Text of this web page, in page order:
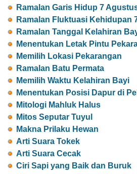
Ramalan Garis Hidup 7
Ramalan Fluktuasi Kehidupan
Ramalan Tanggal Kelahiran
Menentukan Letak Pintu
Memilih Lokasi Pekarangan
Ramalan Batu Permata
Memilih Waktu Kelahiran Bayi
Menentukan Posisi Dapur di
Mitologi Mahluk Halus
Mitos Seputar Tuyul
Makna Prilaku Hewan
Arti Suara Tokek
Arti Suara Cecak
Ciri Sapi yang Baik dan Buruk